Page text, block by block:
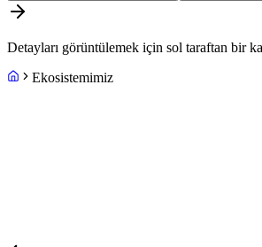
Detayları görüntülemek için sol taraftan bir
Ekosistemimiz